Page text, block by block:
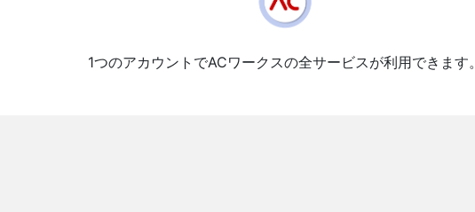
1つのアカウントでACワークスの全サービスが利用できます。